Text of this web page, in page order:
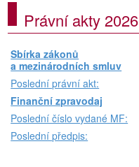
Právní akty 2026
Sbírka zákonů
a mezinárodních smluv
Poslední právní akt:
Finanční zpravodaj
Poslední číslo vydané MF:
Poslední předpis: